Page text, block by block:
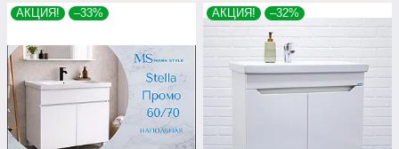
АКЦИЯ! –33% АКЦИЯ! –32%